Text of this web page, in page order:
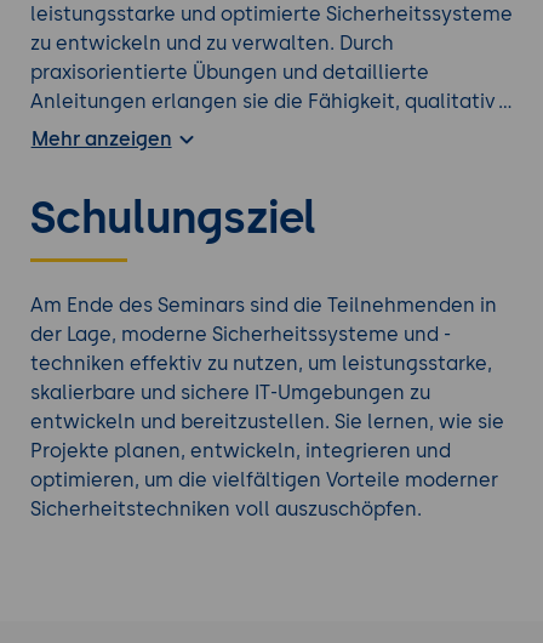
leistungsstarke und optimierte Sicherheitssysteme
zu entwickeln und zu verwalten. Durch
praxisorientierte Übungen und detaillierte
Anleitungen erlangen sie die Fähigkeit, qualitativ
hochwertige und sichere IT-Infrastrukturen zu
und IoT eingesetzt werden können. Dies trägt zur
Verbesserung der Effizienz und Sicherheit ihrer IT-
Erfahren Sie mehr über unsere weiterenIT
Sicherheit Schulungen.
Mehr anzeigen
Schulungsziel
Am Ende des Seminars sind die Teilnehmenden in
der Lage, moderne Sicherheitssysteme und -
techniken effektiv zu nutzen, um leistungsstarke,
skalierbare und sichere IT-Umgebungen zu
entwickeln und bereitzustellen. Sie lernen, wie sie
Projekte planen, entwickeln, integrieren und
optimieren, um die vielfältigen Vorteile moderner
Sicherheitstechniken voll auszuschöpfen.